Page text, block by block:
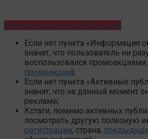
Раскрутить аккаунт Инстаграм
Если нет пункта «Информация
значит, что пользователь ни
воспользовался промоакциями
промоакции);
Если нет пункта «Активные
значит, что на данный момент
рекламе;
Кстати, помимо активных
посмотреть другую полезную
регистрации, страна,